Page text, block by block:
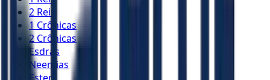
2 Reis
1 Crônicas
2 Crônicas
Esdras
Neemias